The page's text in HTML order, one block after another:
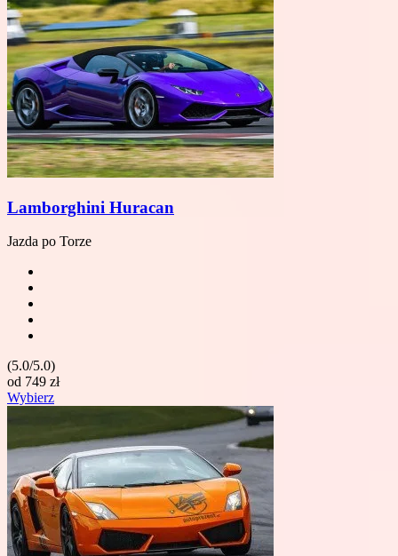
Lamborghini Huracan
Jazda po Torze
(5.0/5.0)
od 749 zł
Wybierz